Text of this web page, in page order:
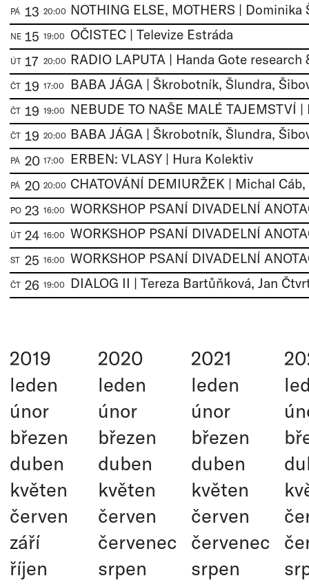
PÁ 13 20:00
NE 15 19:00 OČISTEC | Televize Estráda
ÚT 17 20:00
ČT 19 17:00 BABA JÁGA | Škrobotník, Šlundra,
ČT 19 19:00
ČT 19 20:00 BABA JÁGA | Škrobotník, Šlundra,
PÁ 20 17:00 ERBEN: VLASY | Hura Kolektiv
PÁ 20 20:00
PO 23 16:00
ÚT 24 16:00
ST 25 16:00
ČT 26 19:00 DIALOG II | Tereza Bartůňková, Jan
2019
leden
únor
březen
duben
květen
červen
září
říjen
2020
leden
únor
březen
duben
květen
červen
červenec
srpen
2021
leden
únor
březen
duben
květen
červen
červenec
srpen